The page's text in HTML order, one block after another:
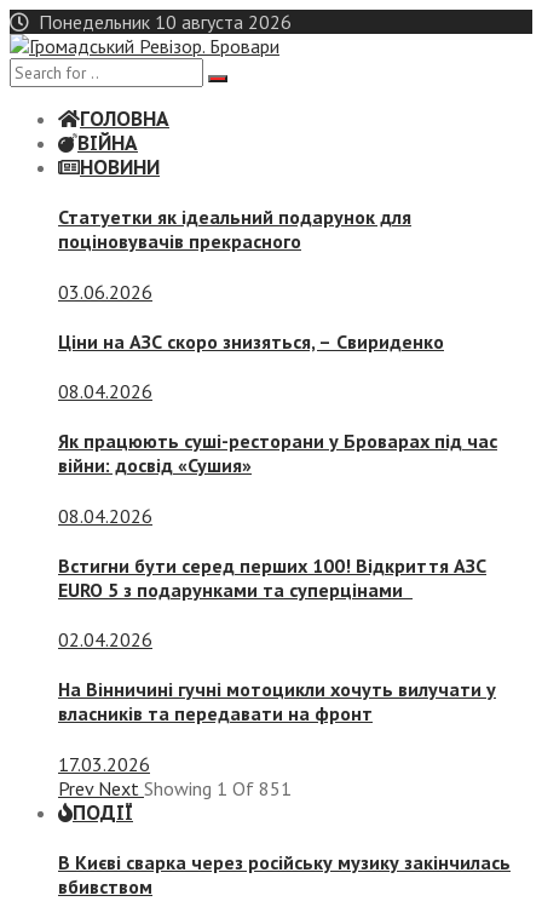
Skip
to
content
Понедельник 10 августа 2026
ГОЛОВНА
ВІЙНА
НОВИНИ
Статуетки як ідеальний подарунок для
поціновувачів прекрасного
03.06.2026
Ціни на АЗС скоро знизяться, – Свириденко
08.04.2026
Як працюють суші-ресторани у Броварах під час
війни: досвід «Сушия»
08.04.2026
Встигни бути серед перших 100! Відкриття АЗС
EURO 5 з подарунками та суперцінами
02.04.2026
На Вінничині гучні мотоцикли хочуть вилучати у
власників та передавати на фронт
17.03.2026
Prev Next Showing 1 Of 851
ПОДІЇ
В Києві сварка через російську музику закінчилась
вбивством